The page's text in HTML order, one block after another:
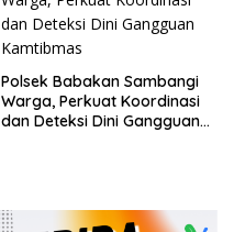
Polsek Babakan Sambangi
Warga, Perkuat Koordinasi
dan Deteksi Dini Gangguan